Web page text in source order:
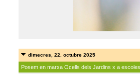
dimecres, 22. octubre 2025
Posem en marxa Ocells dels Jardins x a escoles